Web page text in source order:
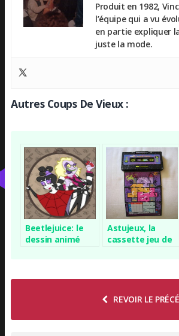
Produit en 1982,
l’équipe qui a vu
en partie expliquer
juste la mode.
Autres Coups De Vieux :
Beetlejuice: le
dessin animé
Astujeux, la
cassette jeu de
REVOIR LE